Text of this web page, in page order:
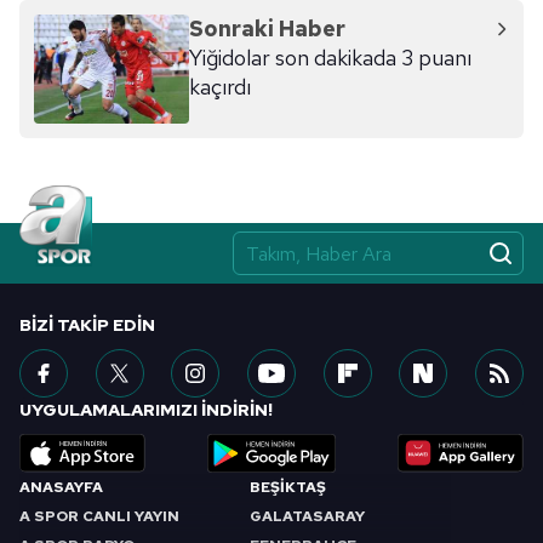
reklam/pazarlama faaliyetlerinin yapılması, amaçlarıyla
sınırlı olarak açık rızanız dahilinde kullanılacaktır.
Çerezlere ilişkin tercihlerinizi aşağıda yer alan panel
Metnimizi
6698 sayılı Kişisel Verilerin Korunması Kanunu uyarınca
hazırlanmış Aydınlatma Metnimizi okumak ve sitemizde
almak için lütfen
Sonraki Haber
Yiğidolar son dakikada 3 puanı
kaçırdı
ANASAYFA
A SPOR CANLI YAYIN
BEŞİKTAŞ
GALATASARAY
BIZI TAKIP EDIN
UYGULAMALARIMIZI İNDİRİN!